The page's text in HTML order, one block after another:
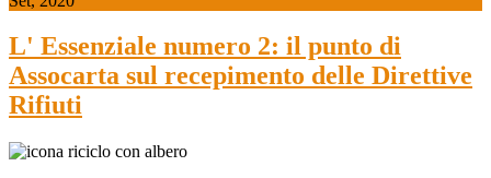
L' Essenziale numero 2: il punto di
Assocarta sul recepimento delle Direttive
Rifiuti